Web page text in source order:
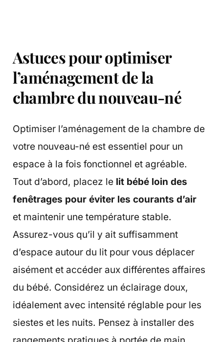
Astuces pour optimiser
l’aménagement de la
chambre du nouveau-né
Optimiser l’aménagement de la chambre de
votre nouveau-né est essentiel pour un
espace à la fois fonctionnel et agréable.
Tout d’abord, placez le lit bébé loin des
fenêtrages pour éviter les courants d’air
et maintenir une température stable.
Assurez-vous qu’il y ait suffisamment
d’espace autour du lit pour vous déplacer
aisément et accéder aux différentes affaires
du bébé. Considérez un éclairage doux,
idéalement avec intensité réglable pour les
siestes et les nuits. Pensez à installer des